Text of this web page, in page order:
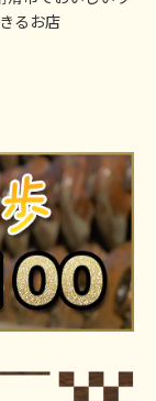
るお店